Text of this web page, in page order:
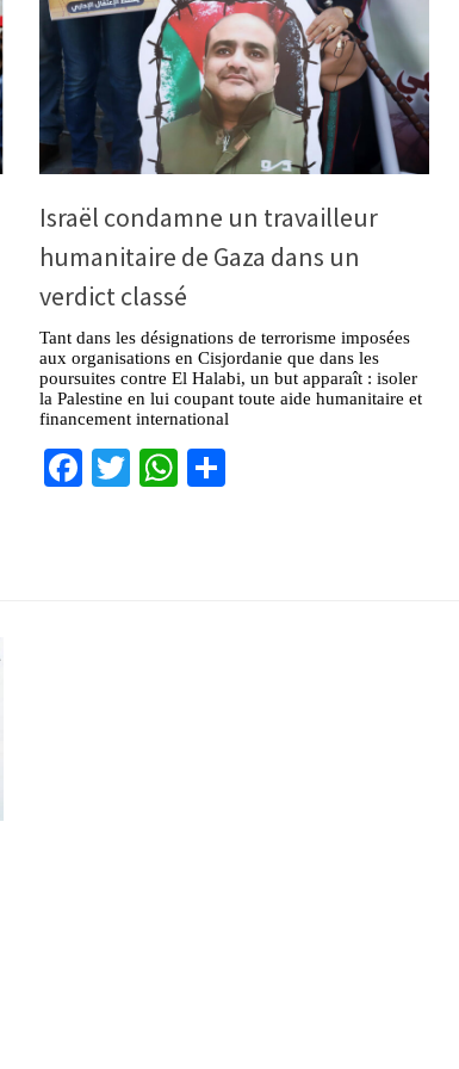
Israël condamne un travailleur
humanitaire de Gaza dans un
verdict classé
Tant dans les désignations de terrorisme imposées
aux organisations en Cisjordanie que dans les
poursuites contre El Halabi, un but apparaît : isoler
la Palestine en lui coupant toute aide humanitaire et
financement international
Facebook
TwitterWhatsApp